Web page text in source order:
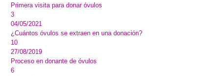
Primera visita para donar óvulos
3
04/05/2021
¿Cuántos óvulos se extraen en una donación?
10
27/08/2019
Proceso en donante de óvulos
6